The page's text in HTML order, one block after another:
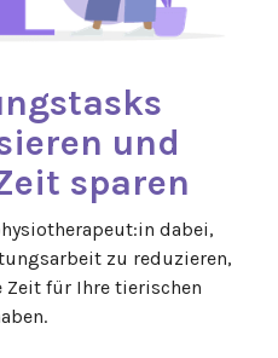
und
sparen
dabei,
zu reduzieren,
Zeit für Ihre tierischen